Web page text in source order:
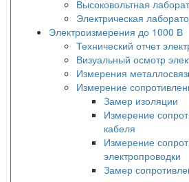
Высоковольтная
Электрическая
Электроизмерения до 1000 В
Технический отчет
Визуальный осмотр
Измерения
Измерение
Замер изоляции
Измерение
кабеля
Измерение
электропроводки
Замер